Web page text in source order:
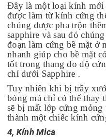
Đây là một loại kính mới
được làm từ kính cứng
chúng được pha trộn
sapphire và sau đó
đoạn làm cứng bề mặt ở
nhanh giúp cho bề mặt
tốt trong thang đo độ
chỉ dưới Sapphire .
Tuy nhiên khi bị trầy
bóng mà chỉ có thể thay
sẽ bị mất lớp cứng
thành một chiếc kính
4, Kính Mica